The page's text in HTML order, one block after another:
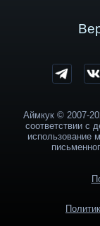
Аймкук © 2007-
соответствии с
использование